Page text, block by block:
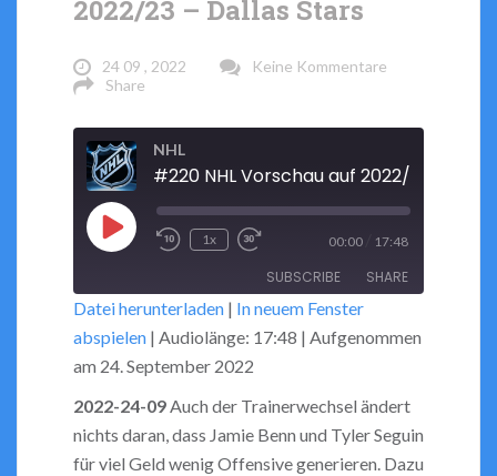
2022/23 – Dallas Stars
24 09 , 2022
Keine Kommentare
Share
NHL
Play
Rewind
Seconds
1x
Fast
Forward
30
seconds
00:00 17:48
SUBSCRIBE SHARE
RSS FEED
SHARE
EMBED
Datei herunterladen | In neuem Fenster
abspielen | Audiolänge: 17:48 | Aufgenommen
am 24. September 2022
2022-24-09Auch der Trainerwechsel ändert
nichts daran, dass Jamie Benn und Tyler Seguin
für viel Geld wenig Offensive generieren. Dazu